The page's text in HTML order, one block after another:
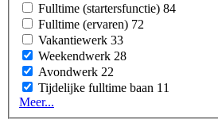
Fulltime (startersfunctie) 84
Fulltime (ervaren) 72
Vakantiewerk 33
Weekendwerk 28
Avondwerk 22
Tijdelijke fulltime baan 11
Meer...